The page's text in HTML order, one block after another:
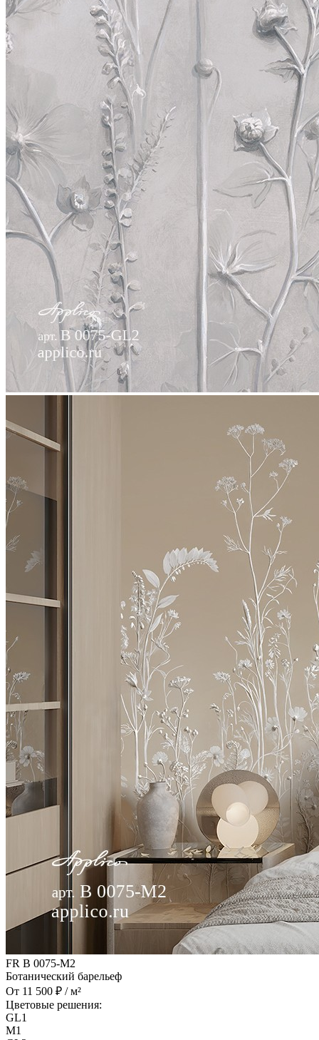
FR B 0075-M2
Ботанический барельеф
От 11 500 ₽ / м²
Цветовые решения:
GL1
M1